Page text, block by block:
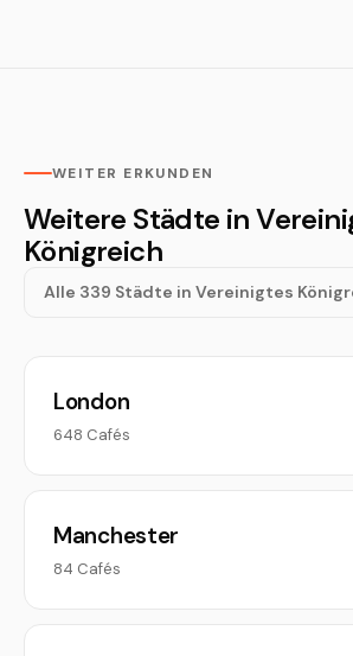
WEITER ERKUNDEN
Weitere Städte in
Königreich
Alle 339 Städte in Vereinigtes
London
648 Cafés
Manchester
84 Cafés